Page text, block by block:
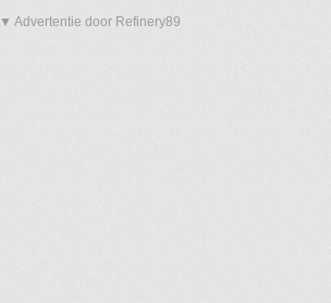
▼ Advertentie door Refinery89